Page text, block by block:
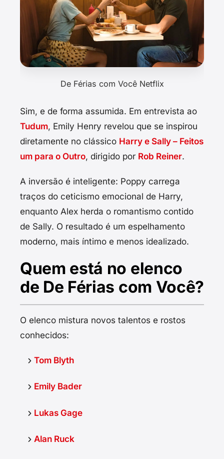
De Férias com Você Netflix
Sim, e de forma assumida. Em entrevista ao
Tudum, Emily Henry revelou que se inspirou
diretamente no clássico Harry e Sally – Feitos
um para o Outro, dirigido por Rob Reiner.
A inversão é inteligente: Poppy carrega
traços do ceticismo emocional de Harry,
enquanto Alex herda o romantismo contido
de Sally. O resultado é um espelhamento
moderno, mais íntimo e menos idealizado.
Quem está no elenco
de De Férias com Você?
O elenco mistura novos talentos e rostos
conhecidos:
Tom Blyth
Emily Bader
Lukas Gage
Alan Ruck